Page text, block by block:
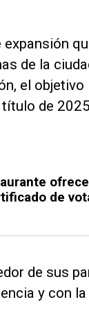
de la
el
de
de
de sus
y con